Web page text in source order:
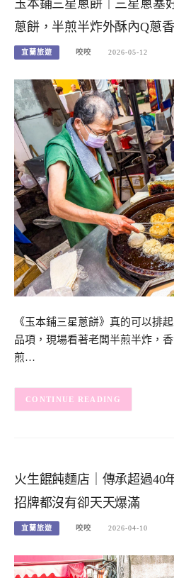
玉本鋪三星蔥餅｜三星蔥塞
蔥餅，半煎半炸外酥內Q蔥
宜蘭旅遊 咬咬 2026-05-12
《玉本鋪三星蔥餅》真的可以排
品項，現場看著老闆半煎半炸，
煎…
CONTINUE READING
火生餛飩麵店｜傳承超過40
招牌都沒有卻天天爆滿
宜蘭旅遊 咬咬 2026-04-10